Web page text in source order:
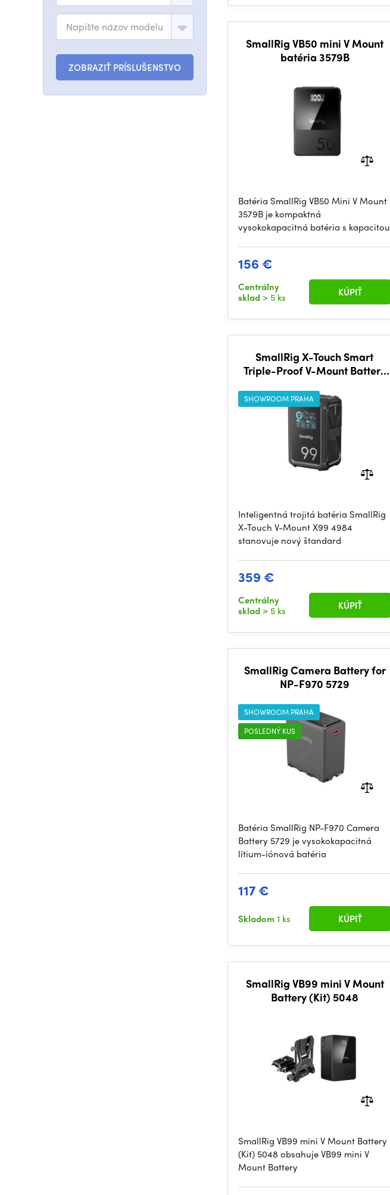
Napíšte názov modelu
ZOBRAZIŤ PRÍSLUŠENSTVO
SmallRig VB50 mini V Mount
batéria 3579B
Batéria SmallRig VB50 Mini V Mount
3579B je kompaktná
vysokokapacitná batéria s kapacitou
156 €
Centrálny
sklad > 5 ks KÚPIŤ
SmallRig X-Touch Smart
Triple-Proof V-Mount Battery
SHOWROOM PRAHA
Inteligentná trojitá batéria SmallRig
X-Touch V-Mount X99 4984
stanovuje nový štandard
359 €
Centrálny
sklad > 5 ks KÚPIŤ
SmallRig Camera Battery for
NP-F970 5729
SHOWROOM PRAHA
POSLEDNÝ KUS
Batéria SmallRig NP-F970 Camera
Battery 5729 je vysokokapacitná
lítium-iónová batéria
117 €
Skladom1 ks KÚPIŤ
SmallRig VB99 mini V Mount
Battery (Kit) 5048
SmallRig VB99 mini V Mount Battery
(Kit) 5048 obsahuje VB99 mini V
Mount Battery